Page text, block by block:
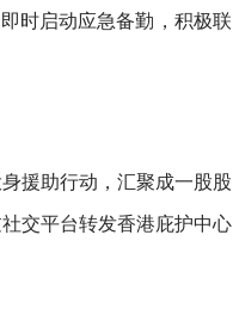
时启动应急备勤，积极联
援助行动，汇聚成一股股
交平台转发香港庇护中心